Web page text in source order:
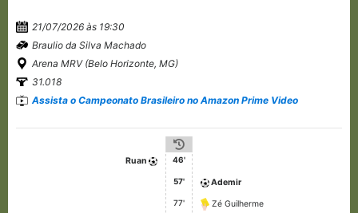
21/07/2026 às 19:30
Braulio da Silva Machado
Arena MRV (Belo Horizonte, MG)
31.018
Assista o Campeonato Brasileiro no Amazon Prime Video
Ruan 46'
57' Ademir
77' Zé Guilherme